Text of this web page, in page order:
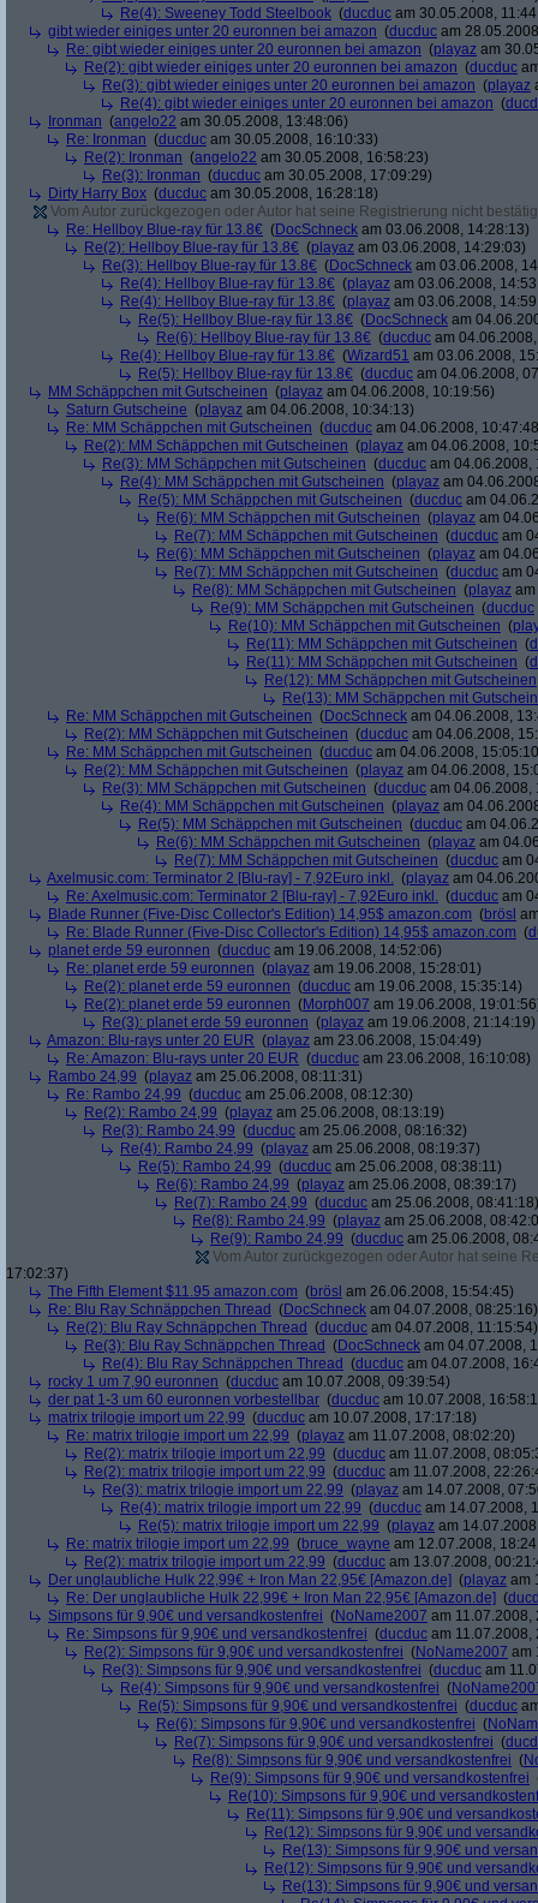
Re(4): Sweeney Todd Steelbook (ducduc am 30.05.2008,
gibt wieder einiges unter 20 euronnen bei amazon (ducduc am
Re: gibt wieder einiges unter 20 euronnen bei amazon (playaz am
Re(2): gibt wieder einiges unter 20 euronnen bei amazon (ducduc
Re(3): gibt wieder einiges unter 20 euronnen bei amazon (playaz
Re(4): gibt wieder einiges unter 20 euronnen bei amazon (
Ironman (angelo22 am 30.05.2008, 13:48:06)
Re: Ironman (ducduc am 30.05.2008, 16:10:33)
Re(2): Ironman (angelo22 am 30.05.2008, 16:58:23)
Re(3): Ironman (ducduc am 30.05.2008, 17:09:29)
Dirty Harry Box (ducduc am 30.05.2008, 16:28:18)
Vom Autor zurückgezogen oder Autor hat seine Registrierung nicht
Re: Hellboy Blue-ray für 13.8€ (DocSchneck am 03.06.2008, 14:28:13)
Re(2): Hellboy Blue-ray für 13.8€ (playaz am 03.06.2008, 14:29:03)
Re(3): Hellboy Blue-ray für 13.8€ (DocSchneck am 03.06.2008,
Re(4): Hellboy Blue-ray für 13.8€ (playaz am 03.06.2008,
Re(4): Hellboy Blue-ray für 13.8€ (playaz am 03.06.2008,
Re(5): Hellboy Blue-ray für 13.8€ (DocSchneck am
Re(6): Hellboy Blue-ray für 13.8€ (ducduc am
Re(4): Hellboy Blue-ray für 13.8€ (Wizard51 am 03.06.2008,
Re(5): Hellboy Blue-ray für 13.8€ (ducduc am 04.06.2008,
MM Schäppchen mit Gutscheinen (playaz am 04.06.2008, 10:19:56)
Saturn Gutscheine (playaz am 04.06.2008, 10:34:13)
Re: MM Schäppchen mit Gutscheinen (ducduc am 04.06.2008,
Re(2): MM Schäppchen mit Gutscheinen (playaz am 04.06.2008,
Re(3): MM Schäppchen mit Gutscheinen (ducduc am 04.06.2008,
Re(4): MM Schäppchen mit Gutscheinen (playaz am
Re(5): MM Schäppchen mit Gutscheinen (ducduc am
Re(6): MM Schäppchen mit Gutscheinen (playaz am
Re(7): MM Schäppchen mit Gutscheinen (ducduc am
Re(6): MM Schäppchen mit Gutscheinen (playaz am
Re(7): MM Schäppchen mit Gutscheinen (ducduc am
Re(8): MM Schäppchen mit Gutscheinen (playaz
Re(9): MM Schäppchen mit Gutscheinen (ducduc
Re(10): MM Schäppchen mit Gutscheinen (
Re(11): MM Schäppchen mit Gutscheinen (
Re(11): MM Schäppchen mit Gutscheinen (
Re(12): MM Schäppchen mit Gutscheinen
Re(13): MM Schäppchen mit
Re: MM Schäppchen mit Gutscheinen (DocSchneck am 04.06.2008,
Re(2): MM Schäppchen mit Gutscheinen (ducduc am 04.06.2008,
Re: MM Schäppchen mit Gutscheinen (ducduc am 04.06.2008,
Re(2): MM Schäppchen mit Gutscheinen (playaz am 04.06.2008,
Re(3): MM Schäppchen mit Gutscheinen (ducduc am 04.06.2008,
Re(4): MM Schäppchen mit Gutscheinen (playaz am
Re(5): MM Schäppchen mit Gutscheinen (ducduc am
Re(6): MM Schäppchen mit Gutscheinen (playaz am
Re(7): MM Schäppchen mit Gutscheinen (ducduc am
Axelmusic.com: Terminator 2 [Blu-ray] - 7,92Euro inkl. (playaz am
Re: Axelmusic.com: Terminator 2 [Blu-ray] - 7,92Euro inkl. (ducduc am
Blade Runner (Five-Disc Collector's Edition) 14,95$ amazon.com (brösl
Re: Blade Runner (Five-Disc Collector's Edition) 14,95$ amazon.com (
planet erde 59 euronnen (ducduc am 19.06.2008, 14:52:06)
Re: planet erde 59 euronnen (playaz am 19.06.2008, 15:28:01)
Re(2): planet erde 59 euronnen (ducduc am 19.06.2008, 15:35:14)
Re(2): planet erde 59 euronnen (Morph007 am 19.06.2008,
Re(3): planet erde 59 euronnen (playaz am 19.06.2008, 21:14:19)
Amazon: Blu-rays unter 20 EUR (playaz am 23.06.2008, 15:04:49)
Re: Amazon: Blu-rays unter 20 EUR (ducduc am 23.06.2008, 16:10:08)
Rambo 24,99 (playaz am 25.06.2008, 08:11:31)
Re: Rambo 24,99 (ducduc am 25.06.2008, 08:12:30)
Re(2): Rambo 24,99 (playaz am 25.06.2008, 08:13:19)
Re(3): Rambo 24,99 (ducduc am 25.06.2008, 08:16:32)
Re(4): Rambo 24,99 (playaz am 25.06.2008, 08:19:37)
Re(5): Rambo 24,99 (ducduc am 25.06.2008, 08:38:11)
Re(6): Rambo 24,99 (playaz am 25.06.2008, 08:39:17)
Re(7): Rambo 24,99 (ducduc am 25.06.2008, 08:41:18)
Re(8): Rambo 24,99 (playaz am 25.06.2008,
Re(9): Rambo 24,99 (ducduc am 25.06.2008,
Vom Autor zurückgezogen oder Autor hat seine
17:02:37)
The Fifth Element $11.95 amazon.com (brösl am 26.06.2008, 15:54:45)
Re: Blu Ray Schnäppchen Thread (DocSchneck am 04.07.2008, 08:25:16)
Re(2): Blu Ray Schnäppchen Thread (ducduc am 04.07.2008, 11:15:54)
Re(3): Blu Ray Schnäppchen Thread (DocSchneck am 04.07.2008,
Re(4): Blu Ray Schnäppchen Thread (ducduc am 04.07.2008,
rocky 1 um 7,90 euronnen (ducduc am 10.07.2008, 09:39:54)
der pat 1-3 um 60 euronnen vorbestellbar (ducduc am 10.07.2008,
matrix trilogie import um 22,99 (ducduc am 10.07.2008, 17:17:18)
Re: matrix trilogie import um 22,99 (playaz am 11.07.2008, 08:02:20)
Re(2): matrix trilogie import um 22,99 (ducduc am 11.07.2008,
Re(2): matrix trilogie import um 22,99 (ducduc am 11.07.2008,
Re(3): matrix trilogie import um 22,99 (playaz am 14.07.2008,
Re(4): matrix trilogie import um 22,99 (ducduc am 14.07.2008,
Re(5): matrix trilogie import um 22,99 (playaz am
Re: matrix trilogie import um 22,99 (bruce_wayne am 12.07.2008,
Re(2): matrix trilogie import um 22,99 (ducduc am 13.07.2008,
Der unglaubliche Hulk 22,99€ + Iron Man 22,95€ [Amazon.de] (playaz am
Re: Der unglaubliche Hulk 22,99€ + Iron Man 22,95€ [Amazon.de] (
Simpsons für 9,90€ und versandkostenfrei (NoName2007 am 11.07.2008,
Re: Simpsons für 9,90€ und versandkostenfrei (ducduc am 11.07.2008,
Re(2): Simpsons für 9,90€ und versandkostenfrei (NoName2007 am
Re(3): Simpsons für 9,90€ und versandkostenfrei (ducduc am
Re(4): Simpsons für 9,90€ und versandkostenfrei (
Re(5): Simpsons für 9,90€ und versandkostenfrei (ducduc
Re(6): Simpsons für 9,90€ und versandkostenfrei (
Re(7): Simpsons für 9,90€ und versandkostenfrei (
Re(8): Simpsons für 9,90€ und versandkostenfrei (
Re(9): Simpsons für 9,90€ und versandkostenfrei
Re(10): Simpsons für 9,90€ und
Re(11): Simpsons für 9,90€ und
Re(12): Simpsons für 9,90€ und
Re(13): Simpsons für 9,90€ und
Re(12): Simpsons für 9,90€ und
Re(13): Simpsons für 9,90€ und